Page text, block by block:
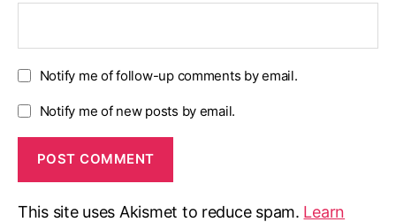
Notify me of follow-up comments by email.
Notify me of new posts by email.
This site uses Akismet to reduce spam. Learn